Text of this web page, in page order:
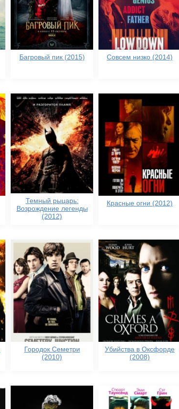
Багровый пик (2015) Совсем низко (2014)
Темный рыцарь:
Возрождение легенды
(2012)
Красные огни (2012)
Городок Семетри
(2010)
Убийства в Оксфорде
(2008)